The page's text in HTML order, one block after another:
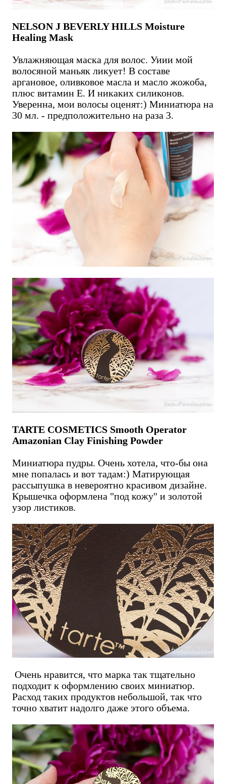
NELSON J BEVERLY HILLS Moisture
Healing Mask
Увлажняющая маска для волос. Уиии мой
волосяной маньяк ликует! В составе
аргановое, оливковое масла и масло жожоба,
плюс витамин Е. И никаких силиконов.
Уверенна, мои волосы оценят:) Миниатюра на
30 мл. - предположительно на раза 3.
TARTE COSMETICS Smooth Operator
Amazonian Clay Finishing Powder
Миниатюра пудры. Очень хотела, что-бы она
мне попалась и вот тадам:) Матирующая
рассыпушка в невероятно красивом дизайне.
Крышечка оформлена "под кожу" и золотой
узор листиков.
Очень нравится, что марка так тщательно
подходит к оформлению своих миниатюр.
Расход таких продуктов небольшой, так что
точно хватит надолго даже этого объема.